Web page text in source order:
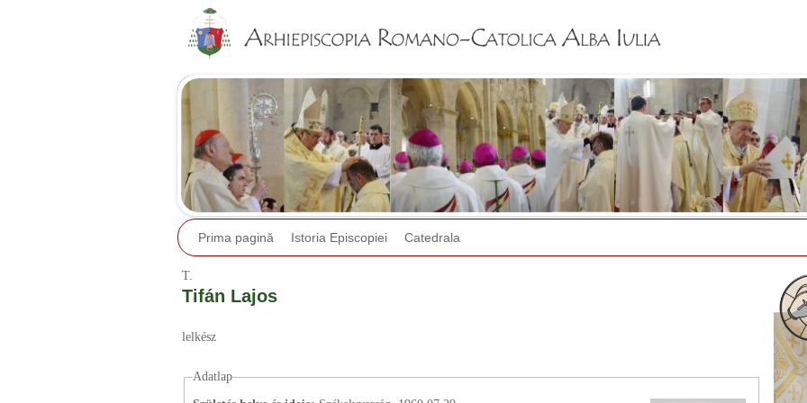
Prima pagină Istoria Episcopiei Catedrala
T.
Tifán Lajos
lelkész
Adatlap